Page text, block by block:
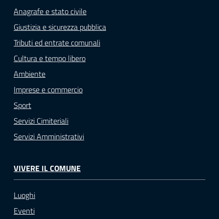
Anagrafe e stato civile
Giustizia e sicurezza pubblica
Tributi ed entrate comunali
Cultura e tempo libero
Ambiente
Imprese e commercio
Sport
Servizi Cimiteriali
Servizi Amministrativi
VIVERE IL COMUNE
Luoghi
Eventi